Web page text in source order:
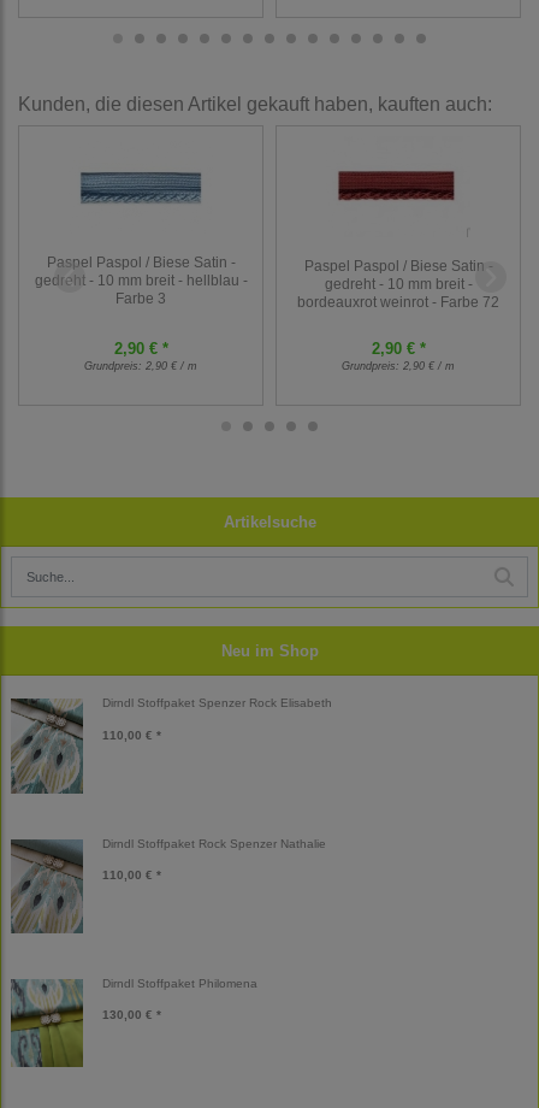
Artikelsuche
Neu im Shop
Dirndl Stoffpaket Spenzer Rock Elisabeth
110,00 € *
Dirndl Stoffpaket Rock Spenzer Nathalie
110,00 € *
Dirndl Stoffpaket Philomena
130,00 € *
Kunden, die diesen Artikel gekauft haben, kauften auch:
Paspel Paspol / Biese Satin -
gedreht - 10 mm breit - hellblau -
Farbe 3
2,90 € *
Grundpreis: 2,90 € / m
Paspel Paspol / Biese Satin -
gedreht - 10 mm breit -
bordeauxrot weinrot - Farbe 72
2,90 € *
Grundpreis: 2,90 € / m